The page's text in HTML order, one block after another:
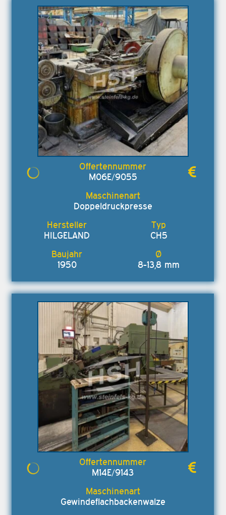
M06E/9055
Doppeldruckpresse
HILGELAND CH5
1950 8-13,8 mm
M14E/9143
Gewindeflachbackenwalze